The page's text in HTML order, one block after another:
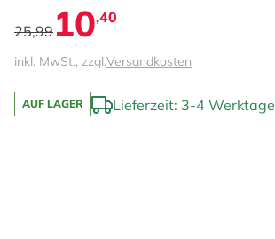
25,99 10,40
inkl. MwSt., zzgl.Versandkosten
AUF LAGER Lieferzeit: 3-4 Werktage